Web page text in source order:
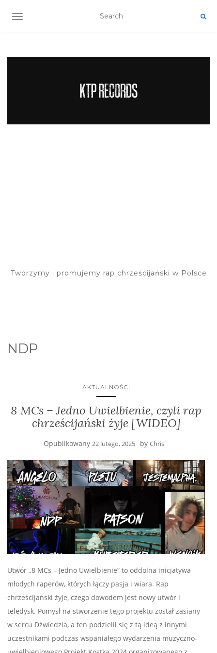
TOGGLE NAVIGATION
Tworzymy i promujemy rap chrześcijański w Polsce
NDP
AKTUALNOŚCI
8 MCs – Jedno Uwielbienie, czyli rap
chrześcijański żyje [WIDEO]
Opublikowany 22 lutego, 2025 by Chris
Utwór „8 MCs – Jedno Uwielbienie” to oddolna inicjatywa
młodych raperów, których łączy pasja i wiara. Rap
chrześcijański żyje, czego dowodem jest nowy utwór i
teledysk. Pomysł na stworzenie tego projektu został zasiany
w sercu Dźwiedzia, a ten podzielił się z tą ideą z innymi
uczestnikami podczas wspaniałego wydarzenia muzyczno-